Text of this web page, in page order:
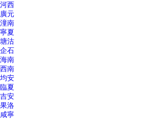
河西
廣元
潼南
寧夏
塘沽
企石
海南
西南
均安
臨夏
吉安
果洛
咸寧